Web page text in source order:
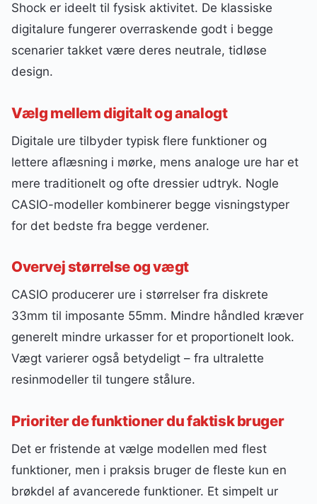
Shock er ideelt til fysisk aktivitet. De klassiske
digitalure fungerer overraskende godt i begge
scenarier takket være deres neutrale, tidløse
design.
Vælg mellem digitalt og analogt
Digitale ure tilbyder typisk flere funktioner og
lettere aflæsning i mørke, mens analoge ure har et
mere traditionelt og ofte dressier udtryk. Nogle
CASIO-modeller kombinerer begge visningstyper
for det bedste fra begge verdener.
Overvej størrelse og vægt
CASIO producerer ure i størrelser fra diskrete
33mm til imposante 55mm. Mindre håndled kræver
generelt mindre urkasser for et proportionelt look.
Vægt varierer også betydeligt – fra ultralette
resinmodeller til tungere stålure.
Prioriter de funktioner du faktisk bruger
Det er fristende at vælge modellen med flest
funktioner, men i praksis bruger de fleste kun en
brøkdel af avancerede funktioner. Et simpelt ur